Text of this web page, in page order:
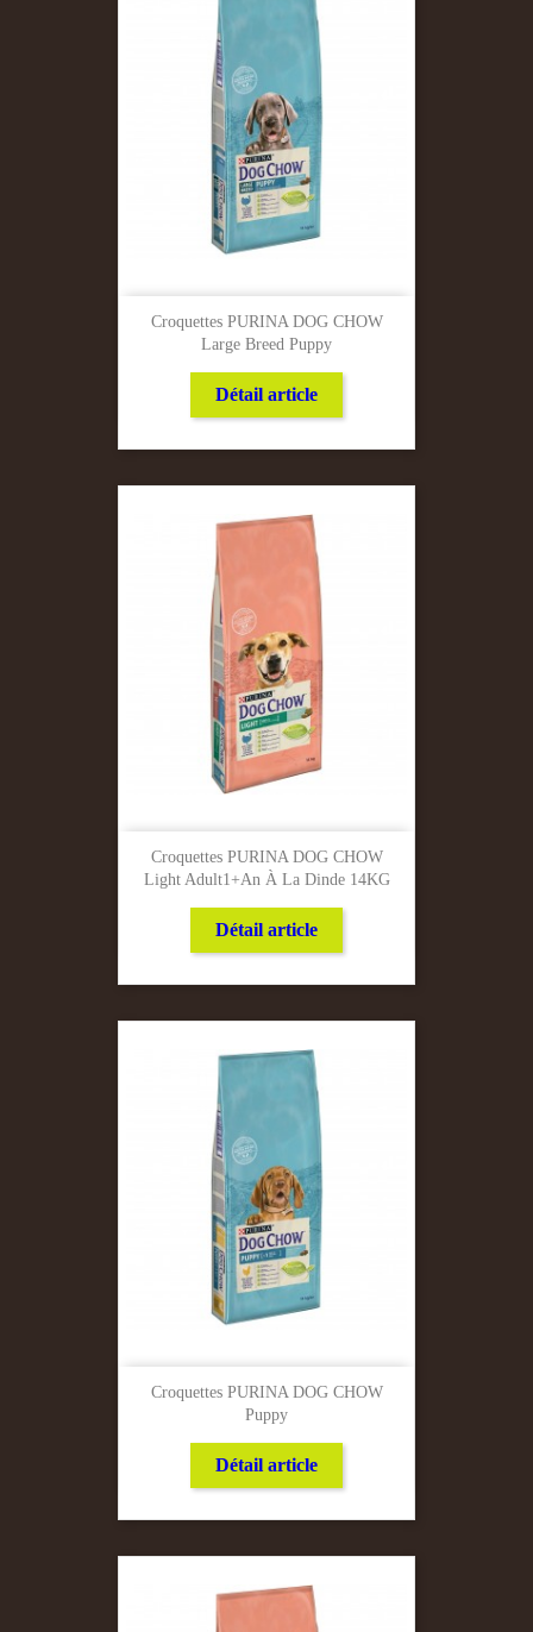
Croquettes PURINA DOG CHOW
Large Breed Puppy
Détail article
Croquettes PURINA DOG CHOW
Light Adult1+an À La Dinde 14KG
Détail article
Croquettes PURINA DOG CHOW
Puppy
Détail article